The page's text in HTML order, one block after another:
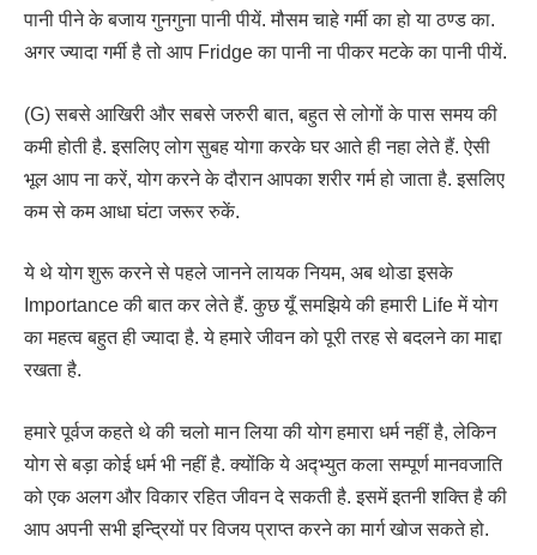
पानी पीने के बजाय गुनगुना पानी पीयें. मौसम चाहे गर्मी का हो या ठण्ड का.
अगर ज्यादा गर्मी है तो आप Fridge का पानी ना पीकर मटके का पानी पीयें.
(G) सबसे आखिरी और सबसे जरुरी बात, बहुत से लोगों के पास समय की
कमी होती है. इसलिए लोग सुबह योगा करके घर आते ही नहा लेते हैं. ऐसी
भूल आप ना करें, योग करने के दौरान आपका शरीर गर्म हो जाता है. इसलिए
कम से कम आधा घंटा जरूर रुकें.
ये थे योग शुरू करने से पहले जानने लायक नियम, अब थोडा इसके
Importance की बात कर लेते हैं. कुछ यूँ समझिये की हमारी Life में योग
का महत्व बहुत ही ज्यादा है. ये हमारे जीवन को पूरी तरह से बदलने का माद्दा
रखता है.
हमारे पूर्वज कहते थे की चलो मान लिया की योग हमारा धर्म नहीं है, लेकिन
योग से बड़ा कोई धर्म भी नहीं है. क्योंकि ये अद्भ्युत कला सम्पूर्ण मानवजाति
को एक अलग और विकार रहित जीवन दे सकती है. इसमें इतनी शक्ति है की
आप अपनी सभी इन्द्रियों पर विजय प्राप्त करने का मार्ग खोज सकते हो.